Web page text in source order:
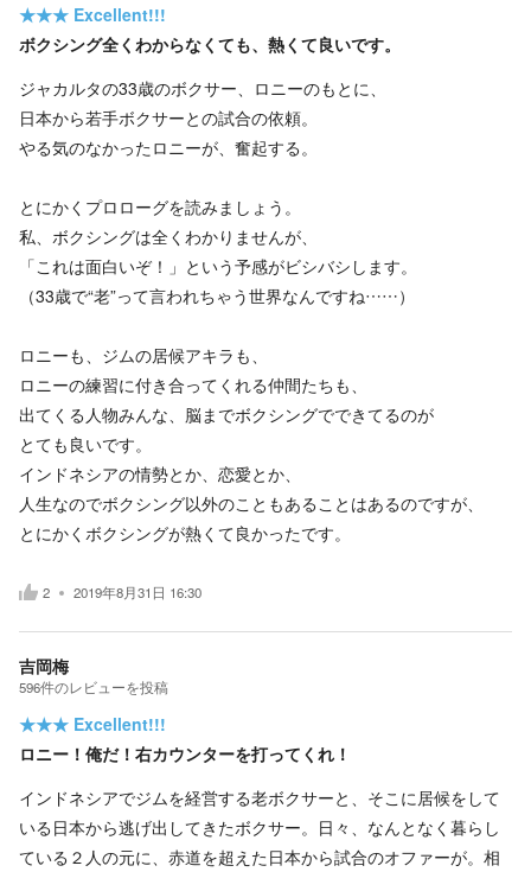
★★★ Excellent!!!
ボクシング全くわからなくても、熱くて良いです。
ジャカルタの33歳のボクサー、ロニーのもとに、
日本から若手ボクサーとの試合の依頼。
やる気のなかったロニーが、奮起する。
とにかくプロローグを読みましょう。
私、ボクシングは全くわかりませんが、
「これは面白いぞ！」という予感がビシバシします。
（33歳で“老”って言われちゃう世界なんですね……）
ロニーも、ジムの居候アキラも、
ロニーの練習に付き合ってくれる仲間たちも、
出てくる人物みんな、脳までボクシングでできてるのが
とても良いです。
インドネシアの情勢とか、恋愛とか、
人生なのでボクシング以外のこともあることはあるのですが、
とにかくボクシングが熱くて良かったです。
2 2019年8月31日 16:30
吉岡梅
596件のレビューを投稿
★★★ Excellent!!!
ロニー！俺だ！右カウンターを打ってくれ！
インドネシアでジムを経営する老ボクサーと、そこに居候をして
いる日本から逃げ出してきたボクサー。日々、なんとなく暮らし
ている２人の元に、赤道を超えた日本から試合のオファーが。相